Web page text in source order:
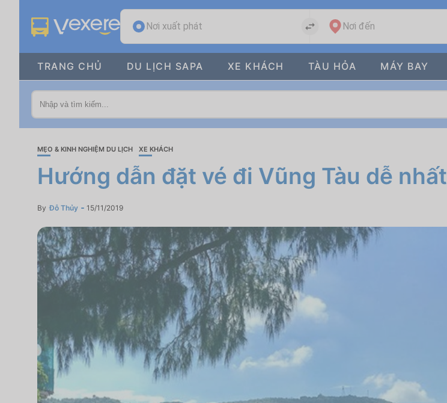
Nơi xuất phát Nơi đến
TRANG CHỦ DU LỊCH SAPA XE KHÁCH TÀU HỎA MÁY BAY
MẸO & KINH NGHIỆM DU LỊCH XE KHÁCH
Hướng dẫn đặt vé đi Vũng Tàu dễ nhất
By Đỗ Thủy 15/11/2019